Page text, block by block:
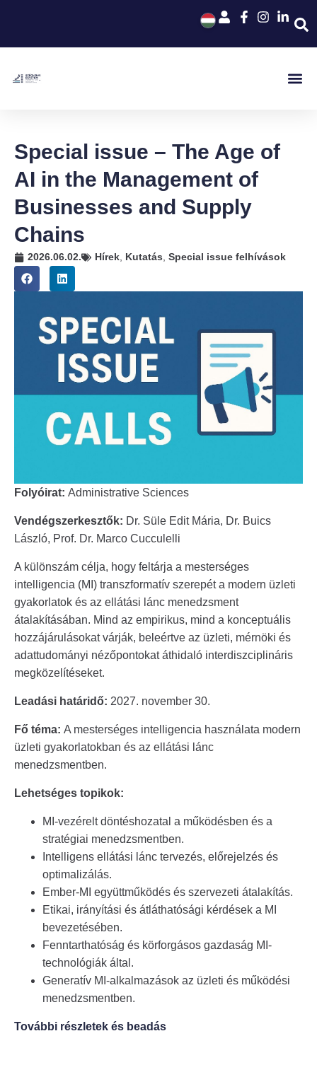
Special issue – The Age of
AI in the Management of
Businesses and Supply
Chains
2026.06.02. Hírek Kutatás Special issue felhívások
Folyóirat: Administrative Sciences
Vendégszerkesztők: Dr. Süle Edit Mária, Dr. Buics
László, Prof. Dr. Marco Cucculelli
A különszám célja, hogy feltárja a mesterséges
intelligencia (MI) transzformatív szerepét a modern üzleti
gyakorlatok és az ellátási lánc menedzsment
átalakításában. Mind az empirikus, mind a konceptuális
hozzájárulásokat várják, beleértve az üzleti, mérnöki és
adattudományi nézőpontokat áthidaló interdiszciplináris
megközelítéseket.
Leadási határidő: 2027. november 30.
Fő téma: A mesterséges intelligencia használata modern
üzleti gyakorlatokban és az ellátási lánc
menedzsmentben.
Lehetséges topikok:
MI-vezérelt döntéshozatal a működésben és a
stratégiai menedzsmentben.
Intelligens ellátási lánc tervezés, előrejelzés és
optimalizálás.
Ember-MI együttműködés és szervezeti átalakítás.
Etikai, irányítási és átláthatósági kérdések a MI
bevezetésében.
Fenntarthatóság és körforgásos gazdaság MI-
technológiák által.
Generatív MI-alkalmazások az üzleti és működési
menedzsmentben.
További részletek és beadás